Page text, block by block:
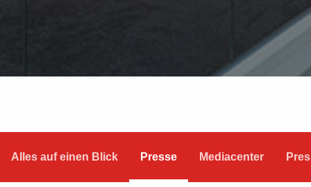
Alles auf einen Blick Presse Mediacenter